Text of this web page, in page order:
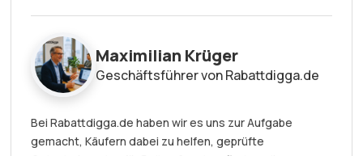
Maximilian Krüger
Geschäftsführer von Rabattdigga.de
Bei Rabattdigga.de haben wir es uns zur Aufgabe
gemacht, Käufern dabei zu helfen, geprüfte